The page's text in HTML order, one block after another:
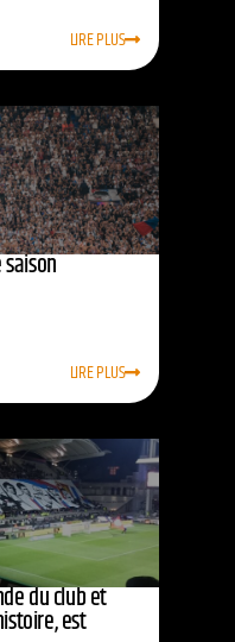
LIRE PLUS
saison
LIRE PLUS
du club et
est